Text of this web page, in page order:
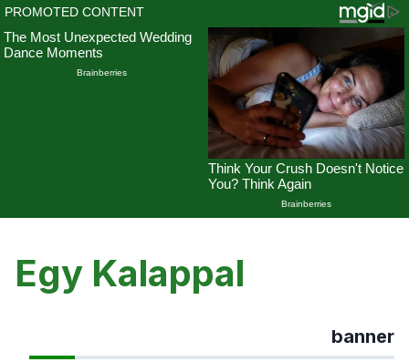
content
Egy Kalappal
banner